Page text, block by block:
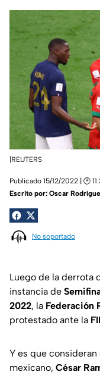
|REUTERS
Publicado 15/12/2022 | 🕑
Escrito por: Oscar
No soportado
Luego de la derrota
instancia de
2022, la Federación
protestado ante la
Y es que
mexicano, César